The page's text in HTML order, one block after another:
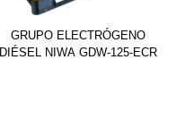
GRUPO ELECTRÓGENO
DIÉSEL NIWA GDW-125-ECR